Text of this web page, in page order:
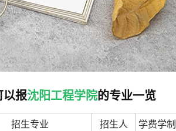
以报沈阳工程学院的专业一览
招生专业
招生人
学费学制